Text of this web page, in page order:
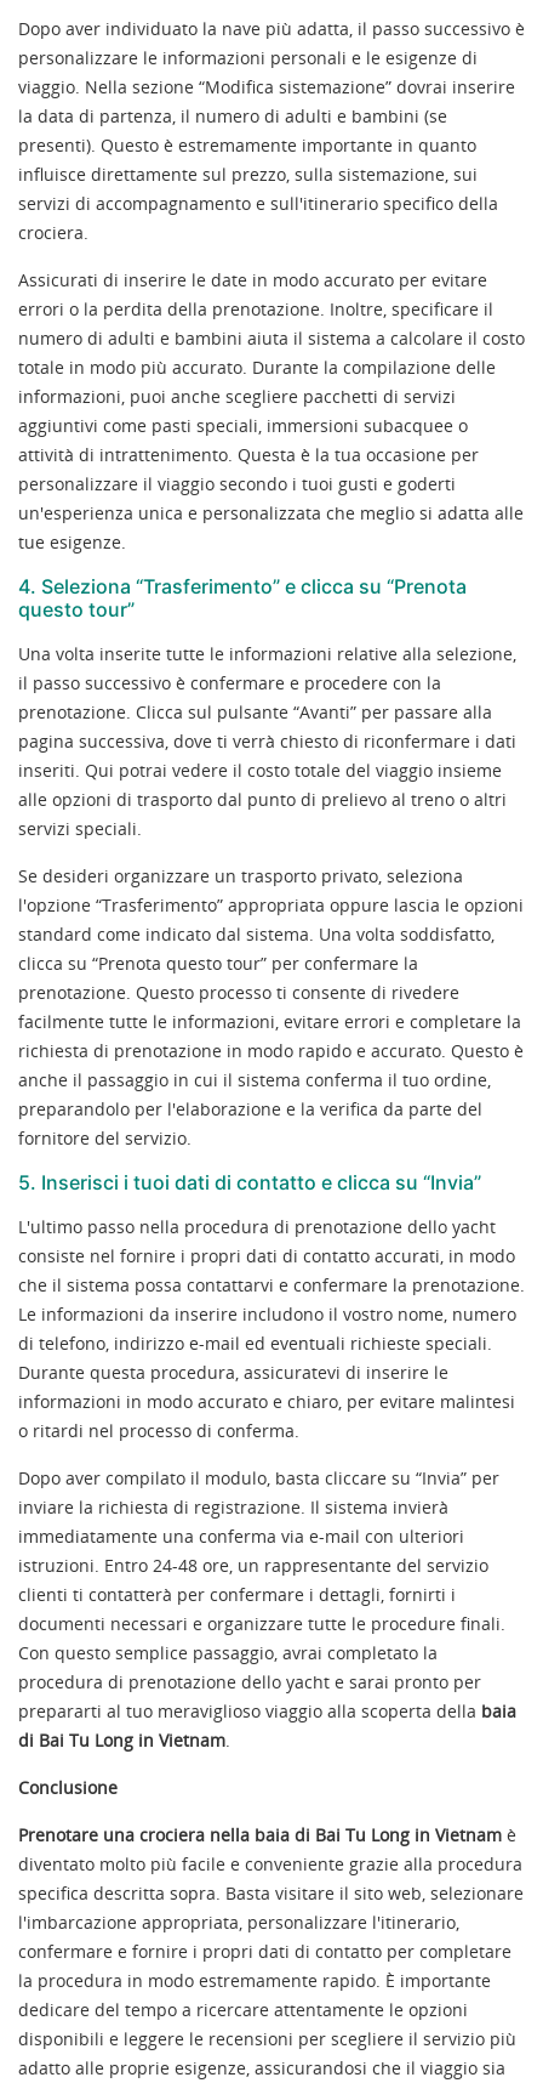
Dopo aver individuato la nave più adatta, il passo successivo è
personalizzare le informazioni personali e le esigenze di
viaggio. Nella sezione “Modifica sistemazione” dovrai inserire
la data di partenza, il numero di adulti e bambini (se
presenti). Questo è estremamente importante in quanto
influisce direttamente sul prezzo, sulla sistemazione, sui
servizi di accompagnamento e sull'itinerario specifico della
crociera.
Assicurati di inserire le date in modo accurato per evitare
errori o la perdita della prenotazione. Inoltre, specificare il
numero di adulti e bambini aiuta il sistema a calcolare il costo
totale in modo più accurato. Durante la compilazione delle
informazioni, puoi anche scegliere pacchetti di servizi
aggiuntivi come pasti speciali, immersioni subacquee o
attività di intrattenimento. Questa è la tua occasione per
personalizzare il viaggio secondo i tuoi gusti e goderti
un'esperienza unica e personalizzata che meglio si adatta alle
tue esigenze.
4. Seleziona “Trasferimento” e clicca su “Prenota
questo tour”
Una volta inserite tutte le informazioni relative alla selezione,
il passo successivo è confermare e procedere con la
prenotazione. Clicca sul pulsante “Avanti” per passare alla
pagina successiva, dove ti verrà chiesto di riconfermare i dati
inseriti. Qui potrai vedere il costo totale del viaggio insieme
alle opzioni di trasporto dal punto di prelievo al treno o altri
servizi speciali.
Se desideri organizzare un trasporto privato, seleziona
l'opzione “Trasferimento” appropriata oppure lascia le opzioni
standard come indicato dal sistema. Una volta soddisfatto,
clicca su “Prenota questo tour” per confermare la
prenotazione. Questo processo ti consente di rivedere
facilmente tutte le informazioni, evitare errori e completare la
richiesta di prenotazione in modo rapido e accurato. Questo è
anche il passaggio in cui il sistema conferma il tuo ordine,
preparandolo per l'elaborazione e la verifica da parte del
fornitore del servizio.
5. Inserisci i tuoi dati di contatto e clicca su “Invia”
L'ultimo passo nella procedura di prenotazione dello yacht
consiste nel fornire i propri dati di contatto accurati, in modo
che il sistema possa contattarvi e confermare la prenotazione.
Le informazioni da inserire includono il vostro nome, numero
di telefono, indirizzo e-mail ed eventuali richieste speciali.
Durante questa procedura, assicuratevi di inserire le
informazioni in modo accurato e chiaro, per evitare malintesi
o ritardi nel processo di conferma.
Dopo aver compilato il modulo, basta cliccare su “Invia” per
inviare la richiesta di registrazione. Il sistema invierà
immediatamente una conferma via e-mail con ulteriori
istruzioni. Entro 24-48 ore, un rappresentante del servizio
clienti ti contatterà per confermare i dettagli, fornirti i
documenti necessari e organizzare tutte le procedure finali.
Con questo semplice passaggio, avrai completato la
procedura di prenotazione dello yacht e sarai pronto per
prepararti al tuo meraviglioso viaggio alla scoperta della baia
di Bai Tu Long in Vietnam.
Conclusione
Prenotare una crociera nella baia di Bai Tu Long in Vietnam è
diventato molto più facile e conveniente grazie alla procedura
specifica descritta sopra. Basta visitare il sito web, selezionare
l'imbarcazione appropriata, personalizzare l'itinerario,
confermare e fornire i propri dati di contatto per completare
la procedura in modo estremamente rapido. È importante
dedicare del tempo a ricercare attentamente le opzioni
disponibili e leggere le recensioni per scegliere il servizio più
adatto alle proprie esigenze, assicurandosi che il viaggio sia